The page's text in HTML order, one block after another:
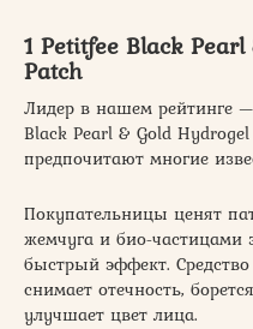
1 Petitfee Black
Patch
Лидер в нашем рейтинге
Black Pearl & Gold
предпочитают многие
Покупательницы ценят
жемчуга и био-
быстрый эффект.
снимает отечность,
улучшает цвет лица.